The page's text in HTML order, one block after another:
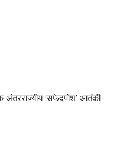
अंतरराज्यीय ‘सफेदपोश’ आतंकी